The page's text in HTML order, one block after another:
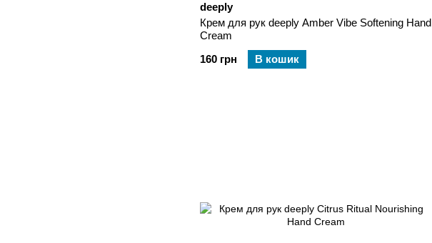
deeply
Крем для рук deeply Amber Vibe Softening Hand
Cream
160 грн
В кошик